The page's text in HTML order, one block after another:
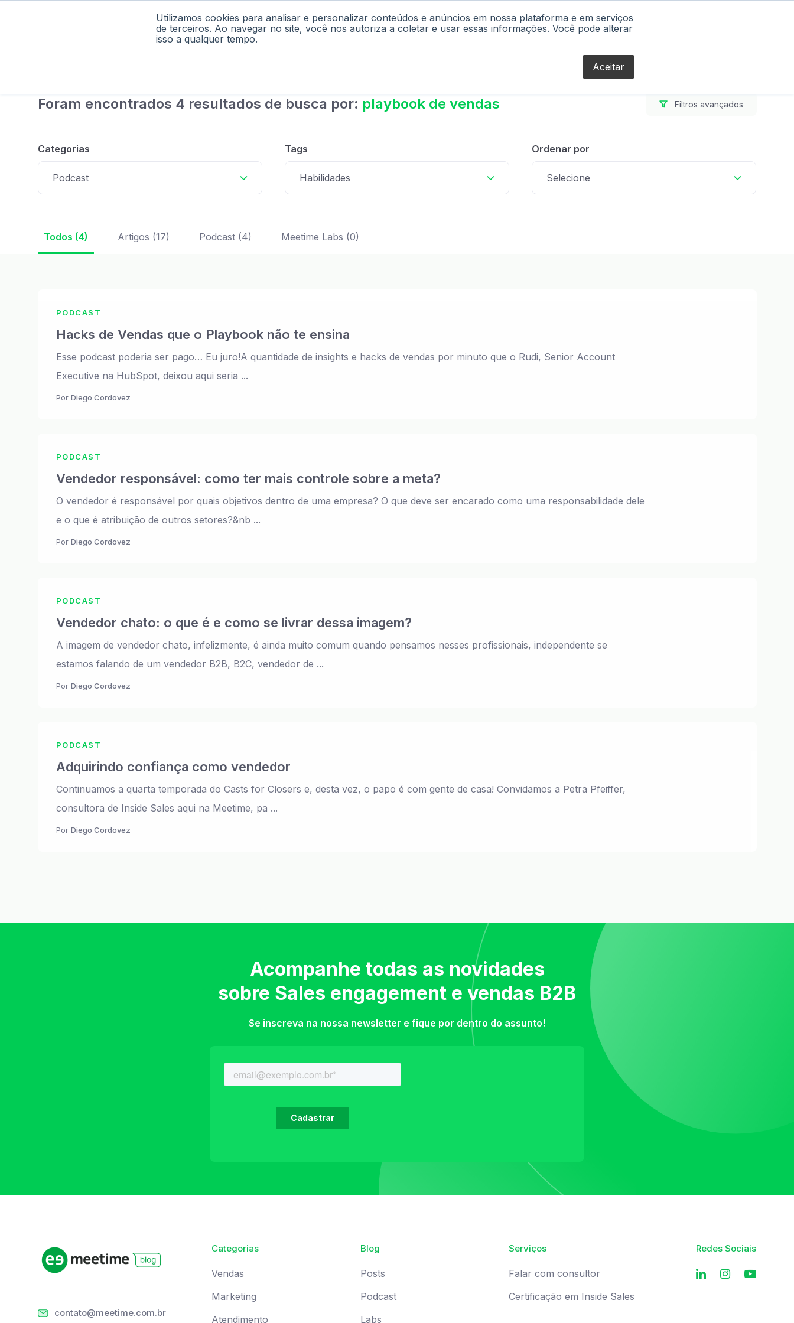
Utilizamos cookies para analisar e personalizar conteúdos e anúncios em nossa plataforma e em serviços
de terceiros. Ao navegar no site, você nos autoriza a coletar e usar essas informações. Você pode alterar
isso a qualquer tempo.
Aceitar
Home Podcast Materiais Labs Falar com Consultor Blog
Foram encontrados 4 resultados de busca por: playbook de vendas Filtros avançados
Categorias
Podcast
Tags
Habilidades
Ordenar por
Selecione
Todos (4) Artigos (17) Podcast (4) Meetime Labs (0)
PODCAST
Hacks de Vendas que o Playbook não te ensina
Esse podcast poderia ser pago… Eu juro!A quantidade de insights e hacks de vendas por minuto que o Rudi, Senior Account
Executive na HubSpot, deixou aqui seria ...
Por Diego Cordovez
PODCAST
Vendedor responsável: como ter mais controle sobre a meta?
O vendedor é responsável por quais objetivos dentro de uma empresa? O que deve ser encarado como uma responsabilidade dele
e o que é atribuição de outros setores?&nb ...
Por Diego Cordovez
PODCAST
Vendedor chato: o que é e como se livrar dessa imagem?
A imagem de vendedor chato, infelizmente, é ainda muito comum quando pensamos nesses profissionais, independente se
estamos falando de um vendedor B2B, B2C, vendedor de ...
Por Diego Cordovez
PODCAST
Adquirindo confiança como vendedor
Continuamos a quarta temporada do Casts for Closers e, desta vez, o papo é com gente de casa! Convidamos a Petra Pfeiffer,
consultora de Inside Sales aqui na Meetime, pa ...
Por Diego Cordovez
Acompanhe todas as novidades
sobre Sales engagement e vendas B2B
Se inscreva na nossa newsletter e fique por dentro do assunto!
contato@meetime.com.br
Categorias
Vendas
Marketing
Atendimento
Blog
Posts
Podcast
Labs
Serviços
Falar com consultor
Certificação em Inside Sales
Redes Sociais